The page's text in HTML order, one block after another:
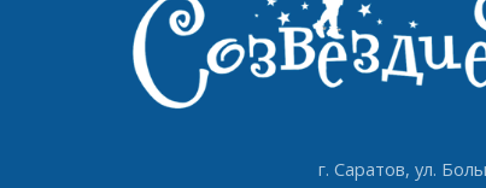
г. Саратов, ул.